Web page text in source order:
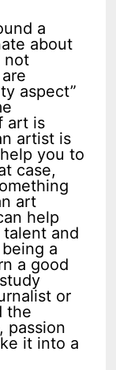
a
about
not
aspect”
art is
artist is
you to
case,
art
help
and
a
a good
or
the
passion
it into a